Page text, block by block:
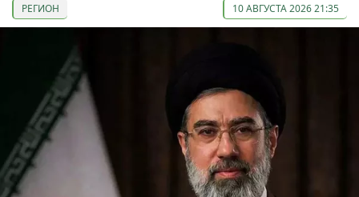
РЕГИОН 10 АВГУСТА 2026 21:35